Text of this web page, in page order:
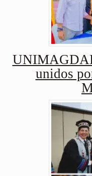
unidos